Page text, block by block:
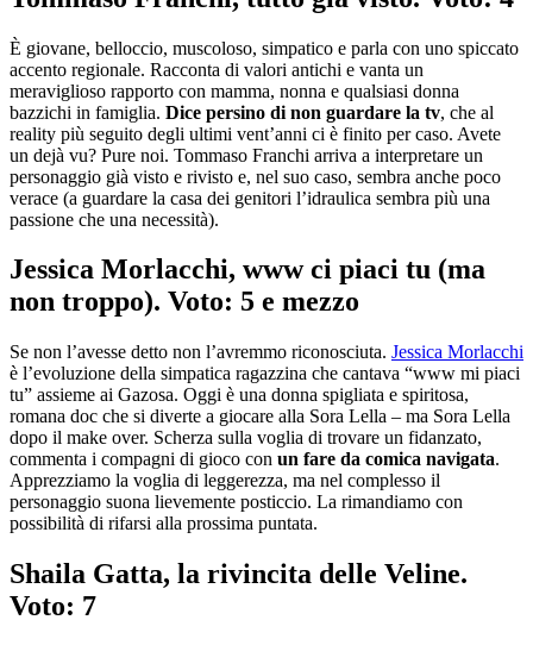
È giovane, belloccio, muscoloso, simpatico e parla con uno spiccato
accento regionale. Racconta di valori antichi e vanta un
meraviglioso rapporto con mamma, nonna e qualsiasi donna
bazzichi in famiglia. Dice persino di non guardare la tv, che al
reality più seguito degli ultimi vent’anni ci è finito per caso. Avete
un dejà vu? Pure noi. Tommaso Franchi arriva a interpretare un
personaggio già visto e rivisto e, nel suo caso, sembra anche poco
verace (a guardare la casa dei genitori l’idraulica sembra più una
passione che una necessità).
Jessica Morlacchi, www ci piaci tu (ma
non troppo). Voto: 5 e mezzo
Se non l’avesse detto non l’avremmo riconosciuta. Jessica Morlacchi
è l’evoluzione della simpatica ragazzina che cantava “www mi piaci
tu” assieme ai Gazosa. Oggi è una donna spigliata e spiritosa,
romana doc che si diverte a giocare alla Sora Lella – ma Sora Lella
dopo il make over. Scherza sulla voglia di trovare un fidanzato,
commenta i compagni di gioco con un fare da comica navigata.
Apprezziamo la voglia di leggerezza, ma nel complesso il
personaggio suona lievemente posticcio. La rimandiamo con
possibilità di rifarsi alla prossima puntata.
Shaila Gatta, la rivincita delle Veline.
Voto: 7